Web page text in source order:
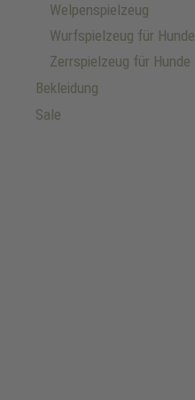
Welpenspielzeug
Wurfspielzeug für Hunde
Zerrspielzeug für Hunde
Bekleidung
Sale